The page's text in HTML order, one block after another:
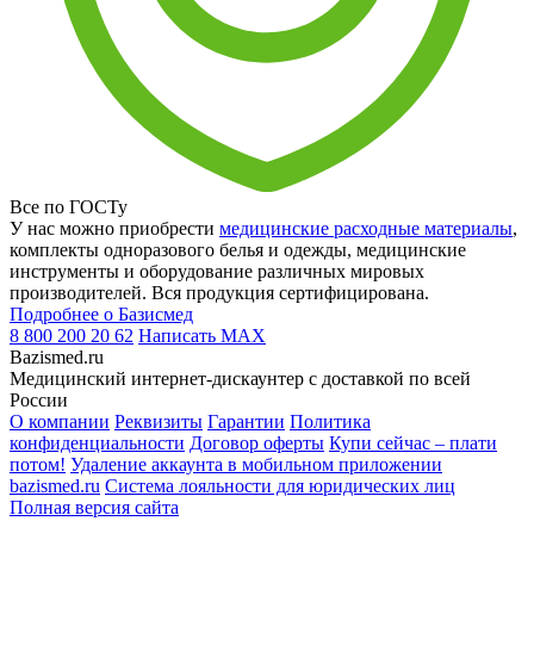
Все по ГОСТу
У нас можно приобрести медицинские расходные материалы,
комплекты одноразового белья и одежды, медицинские
инструменты и оборудование различных мировых
производителей. Вся продукция сертифицирована.
Подробнее о Базисмед
8 800 200 20 62 Написать MAX
Bazismed.ru
Медицинский интернет-дискаунтер с доставкой по всей
России
О компании Реквизиты Гарантии Политика
конфиденциальности Договор оферты Купи сейчас – плати
потом! Удаление аккаунта в мобильном приложении
bazismed.ru Система лояльности для юридических лиц
Полная версия сайта